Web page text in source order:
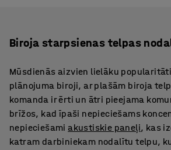
Biroja starpsienas telpas
Mūsdienās aizvien lielāku
plānojuma biroji, ar plašām biroja
komanda ir ērti un ātri pieejama
brīžos, kad īpaši nepieciešams
nepieciešamiakustiskie paneļi, kas
katram darbiniekam nodalītu telpu,